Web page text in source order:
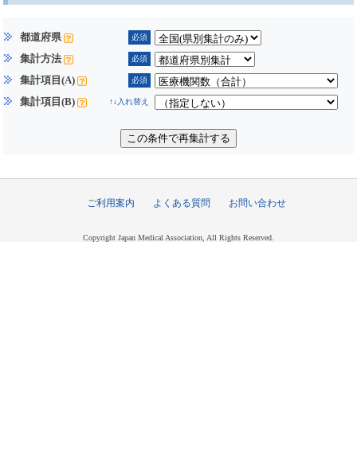
都道府県 必須
集計方法 必須
集計項目(A) 必須
集計項目(B) ↑↓入れ替え
ご利用案内 よくある質問 お問い合わせ
Copyright Japan Medical Association, All Rights Reserved.